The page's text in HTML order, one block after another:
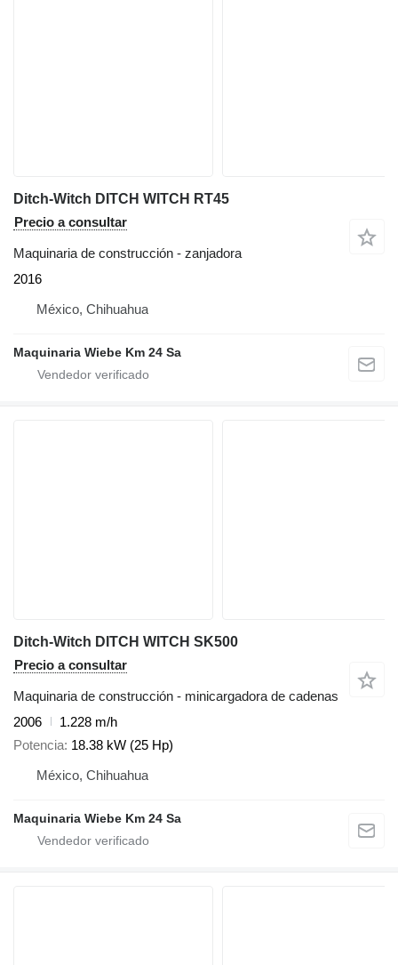
Ditch-Witch DITCH WITCH RT45
Precio a consultar
Maquinaria de construcción - zanjadora
2016
México, Chihuahua
Maquinaria Wiebe Km 24 Sa
Ditch-Witch DITCH WITCH SK500
Precio a consultar
Maquinaria de construcción - minicargadora de cadenas
2006
1.228 m/h
Potencia 18.38 kW (25 Hp)
México, Chihuahua
Maquinaria Wiebe Km 24 Sa